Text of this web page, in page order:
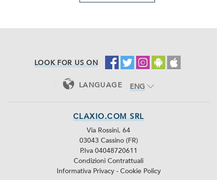
LOOK FOR US ON
LANGUAGE
ENG
CLAXIO.COM SRL
Via Rossini, 64
03043 Cassino (FR)
P.Iva 04048720611
Condizioni Contrattuali
Informativa Privacy - Cookie Policy